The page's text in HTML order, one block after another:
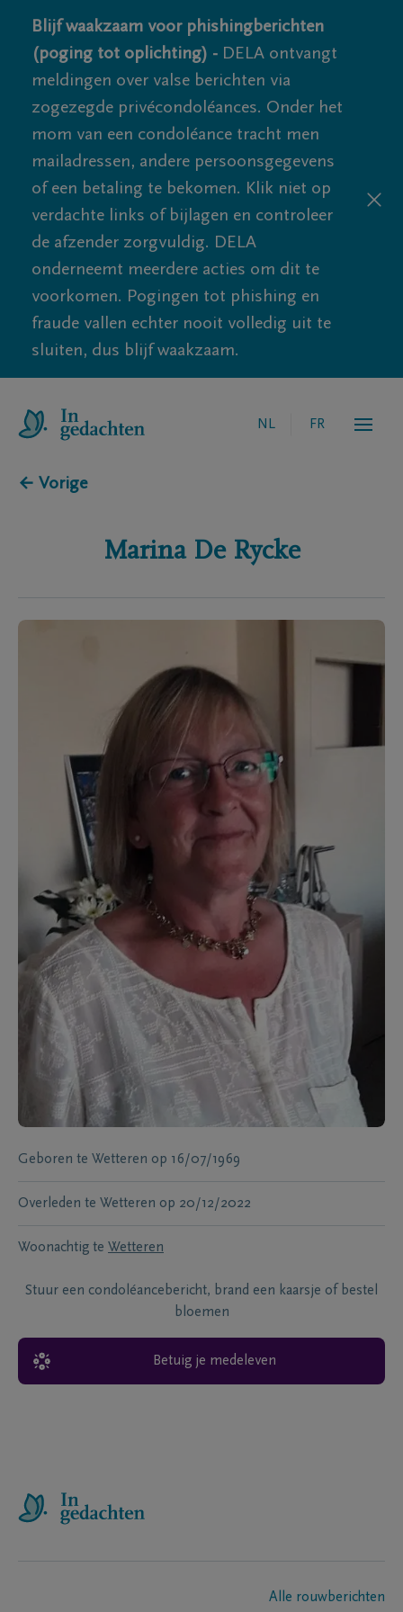
Blijf waakzaam voor phishingberichten
(poging tot oplichting) - DELA ontvangt
meldingen over valse berichten via
zogezegde privécondoléances. Onder het
mom van een condoléance tracht men
mailadressen, andere persoonsgegevens
of een betaling te bekomen. Klik niet op
verdachte links of bijlagen en controleer
de afzender zorgvuldig. DELA
onderneemt meerdere acties om dit te
voorkomen. Pogingen tot phishing en
fraude vallen echter nooit volledig uit te
sluiten, dus blijf waakzaam.
NL FR
← Vorige
Marina De Rycke
Geboren te Wetteren op 16/07/1969
Overleden te Wetteren op 20/12/2022
Woonachtig te Wetteren
Stuur een condoléancebericht, brand een kaarsje of bestel
bloemen
Betuig je medeleven
Alle rouwberichten